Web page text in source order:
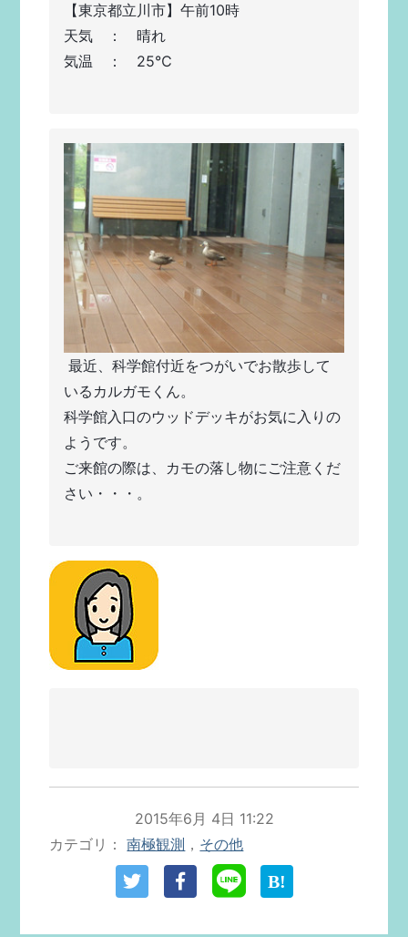
【東京都立川市】午前10時
天気　：　晴れ
気温　：　25℃
最近、科学館付近をつがいでお散歩して
いるカルガモくん。
科学館入口のウッドデッキがお気に入りの
ようです。
ご来館の際は、カモの落し物にご注意くだ
さい・・・。
2015年6月 4日 11:22
カテゴリ
南極観測 ， その他